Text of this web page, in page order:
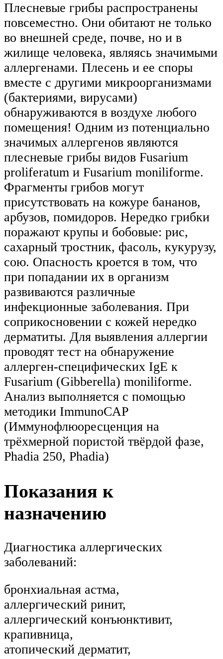
Плесневые грибы распространены
повсеместно. Они обитают не только
во внешней среде, почве, но и в
жилище человека, являясь значимыми
аллергенами. Плесень и ее споры
вместе с другими микроорганизмами
(бактериями, вирусами)
обнаруживаются в воздухе любого
помещения! Одним из потенциально
значимых аллергенов являются
плесневые грибы видов Fusarium
proliferatum и Fusarium moniliforme.
Фрагменты грибов могут
присутствовать на кожуре бананов,
арбузов, помидоров. Нередко грибки
поражают крупы и бобовые: рис,
сахарный тростник, фасоль, кукурузу,
сою. Опасность кроется в том, что
при попадании их в организм
развиваются различные
инфекционные заболевания. При
соприкосновении с кожей нередко
дерматиты. Для выявления аллергии
проводят тест на обнаружение
аллерген-специфических IgE к
Fusarium (Gibberella) moniliforme.
Анализ выполняется с помощью
методики ImmunoCAP
(Иммунофлюоресценция на
трёхмерной пористой твёрдой фазе,
Phadia 250, Phadia)
Показания к
назначению
Диагностика аллергических
заболеваний:
бронхиальная астма,
аллергический ринит,
аллергический конъюнктивит,
крапивница,
атопический дерматит,